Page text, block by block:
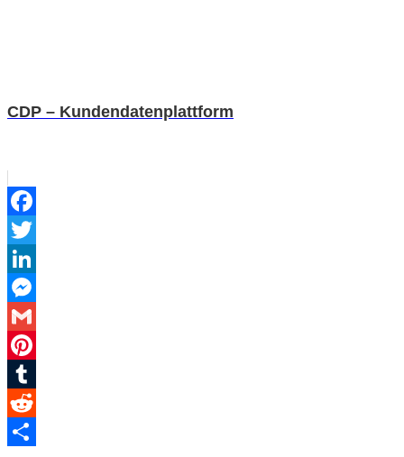
CDP – Kundendatenplattform
Facebook
Twitter
LinkedIn
Messenger
Gmail
Pinterest
Tumblr
Reddit